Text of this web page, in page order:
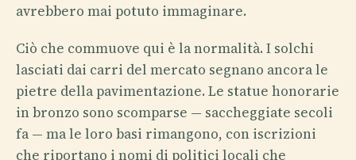
avrebbero mai potuto immaginare.
Ciò che commuove qui è la normalità. I solchi
lasciati dai carri del mercato segnano ancora le
pietre della pavimentazione. Le statue honorarie
in bronzo sono scomparse — saccheggiate secoli
fa — ma le loro basi rimangono, con iscrizioni
che riportano i nomi di politici locali che